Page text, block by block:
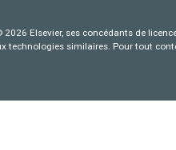
Elsevier, ses concédants de
technologies similaires. Pour tout